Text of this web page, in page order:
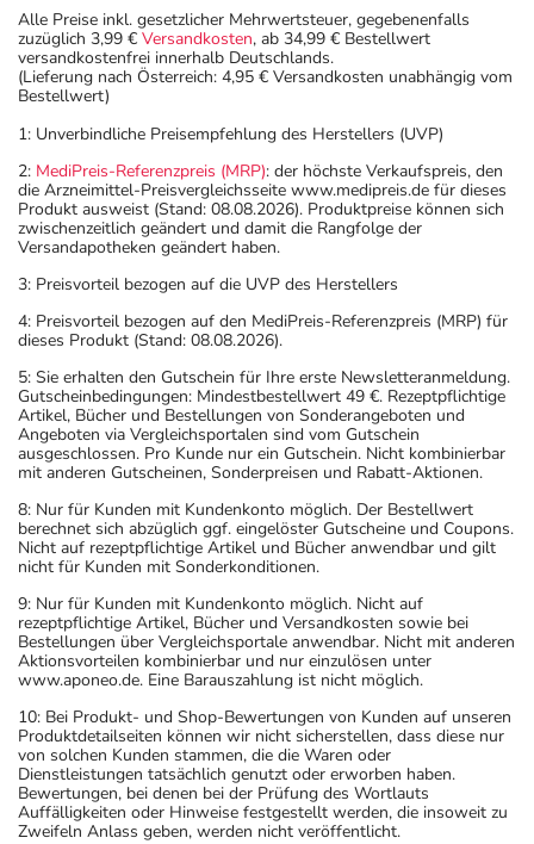
Alle Preise inkl. gesetzlicher Mehrwertsteuer, gegebenenfalls
zuzüglich 3,99 € Versandkosten, ab 34,99 € Bestellwert
versandkostenfrei innerhalb Deutschlands.
(Lieferung nach Österreich: 4,95 € Versandkosten unabhängig vom
Bestellwert)
1: Unverbindliche Preisempfehlung des Herstellers (UVP)
2: MediPreis-Referenzpreis (MRP): der höchste Verkaufspreis, den
die Arzneimittel-Preisvergleichsseite www.medipreis.de für dieses
Produkt ausweist (Stand: 08.08.2026). Produktpreise können sich
zwischenzeitlich geändert und damit die Rangfolge der
Versandapotheken geändert haben.
3: Preisvorteil bezogen auf die UVP des Herstellers
4: Preisvorteil bezogen auf den MediPreis-Referenzpreis (MRP) für
dieses Produkt (Stand: 08.08.2026).
5: Sie erhalten den Gutschein für Ihre erste Newsletteranmeldung.
Gutscheinbedingungen: Mindestbestellwert 49 €. Rezeptpflichtige
Artikel, Bücher und Bestellungen von Sonderangeboten und
Angeboten via Vergleichsportalen sind vom Gutschein
ausgeschlossen. Pro Kunde nur ein Gutschein. Nicht kombinierbar
mit anderen Gutscheinen, Sonderpreisen und Rabatt-Aktionen.
8: Nur für Kunden mit Kundenkonto möglich. Der Bestellwert
berechnet sich abzüglich ggf. eingelöster Gutscheine und Coupons.
Nicht auf rezeptpflichtige Artikel und Bücher anwendbar und gilt
nicht für Kunden mit Sonderkonditionen.
9: Nur für Kunden mit Kundenkonto möglich. Nicht auf
rezeptpflichtige Artikel, Bücher und Versandkosten sowie bei
Bestellungen über Vergleichsportale anwendbar. Nicht mit anderen
Aktionsvorteilen kombinierbar und nur einzulösen unter
www.aponeo.de. Eine Barauszahlung ist nicht möglich.
10: Bei Produkt- und Shop-Bewertungen von Kunden auf unseren
Produktdetailseiten können wir nicht sicherstellen, dass diese nur
von solchen Kunden stammen, die die Waren oder
Dienstleistungen tatsächlich genutzt oder erworben haben.
Bewertungen, bei denen bei der Prüfung des Wortlauts
Auffälligkeiten oder Hinweise festgestellt werden, die insoweit zu
Zweifeln Anlass geben, werden nicht veröffentlicht.